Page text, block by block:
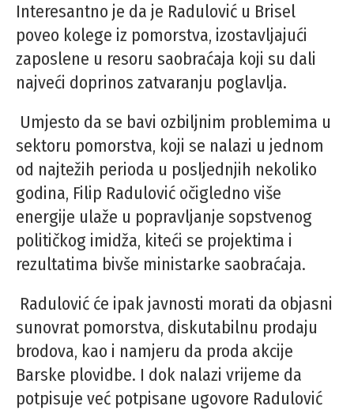
Interesantno je da je Radulović u Brisel
poveo kolege iz pomorstva, izostavljajući
zaposlene u resoru saobraćaja koji su dali
najveći doprinos zatvaranju poglavlja.
Umjesto da se bavi ozbiljnim problemima u
sektoru pomorstva, koji se nalazi u jednom
od najtežih perioda u posljednjih nekoliko
godina, Filip Radulović očigledno više
energije ulaže u popravljanje sopstvenog
političkog imidža, kiteći se projektima i
rezultatima bivše ministarke saobraćaja.
Radulović će ipak javnosti morati da objasni
sunovrat pomorstva, diskutabilnu prodaju
brodova, kao i namjeru da proda akcije
Barske plovidbe. I dok nalazi vrijeme da
potpisuje već potpisane ugovore Radulović